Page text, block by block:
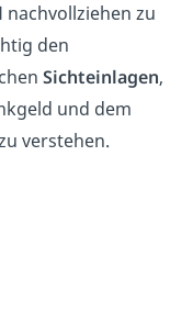
nachvollziehen zu
den
Sichteinlagen,
und dem
verstehen.